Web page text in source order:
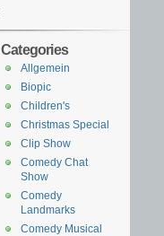
Categories
Allgemein
Biopic
Children's
Christmas Special
Clip Show
Comedy Chat
Show
Comedy
Landmarks
Comedy Musical